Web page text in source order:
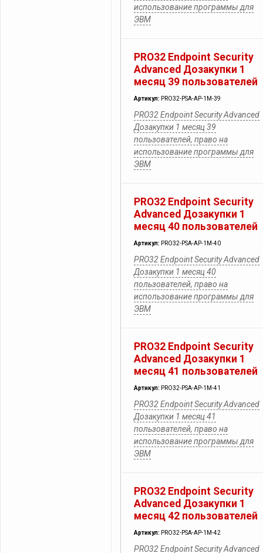
использование программы для
ЭВМ
PRO32 Endpoint Security
Advanced Дозакупки 1
месяц 39 пользователей
Артикул: PRO32-PSA-AP-1M-39
PRO32 Endpoint Security Advanced
Дозакупки 1 месяц 39
пользователей, право на
использование программы для
ЭВМ
PRO32 Endpoint Security
Advanced Дозакупки 1
месяц 40 пользователей
Артикул: PRO32-PSA-AP-1M-40
PRO32 Endpoint Security Advanced
Дозакупки 1 месяц 40
пользователей, право на
использование программы для
ЭВМ
PRO32 Endpoint Security
Advanced Дозакупки 1
месяц 41 пользователей
Артикул: PRO32-PSA-AP-1M-41
PRO32 Endpoint Security Advanced
Дозакупки 1 месяц 41
пользователей, право на
использование программы для
ЭВМ
PRO32 Endpoint Security
Advanced Дозакупки 1
месяц 42 пользователей
Артикул: PRO32-PSA-AP-1M-42
PRO32 Endpoint Security Advanced